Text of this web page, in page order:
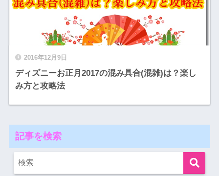
2016年12月9日
ディズニーお正月2017の混み具合(混雑)は？楽し
み方と攻略法
記事を検索